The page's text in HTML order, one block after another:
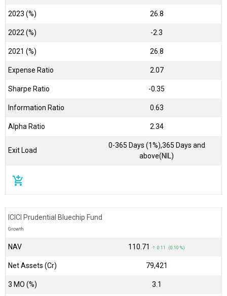
2023 (%) 26.8
2022 (%) -2.3
2021 (%) 26.8
Expense Ratio 2.07
Sharpe Ratio -0.35
Information Ratio 0.63
Alpha Ratio 2.34
Exit Load
0-365 Days (1%),365 Days and
above(NIL)
add_shopping_cart
ICICI Prudential Bluechip Fund
Growth
NAV ₹110.71 ↑ 0.11 (0.10 %)
Net Assets (Cr) ₹79,421
3 MO (%) 3.1